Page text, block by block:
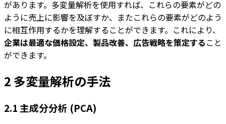
があります。多変量解析を使用すれば、これらの要素がどの
ように売上に影響を及ぼすか、またこれらの要素がどのよう
に相互作用するかを理解することができます。これにより、
企業は最適な価格設定、製品改善、広告戦略を策定すること
ができます。
2 多変量解析の手法
2.1 主成分分析 (PCA)